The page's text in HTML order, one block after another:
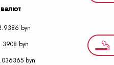
byn
byn
byn